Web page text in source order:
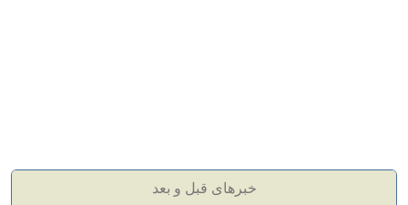
خبرهای قبل و بعد